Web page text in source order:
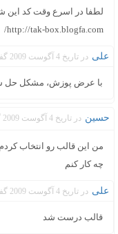
لطفا در اسرع وقت کد اين
http://tak-box.blogfa.com/
علی در تاریخ 4 آگوست 2009 گفته :
با عرض پوزش، مشکل حل
حسین در تاریخ 4 آگوست 2009 گفته :
من این قالب رو انتخاب
چه کار کنم
علی در تاریخ 4 آگوست 2009 گفته :
قالب درست شد